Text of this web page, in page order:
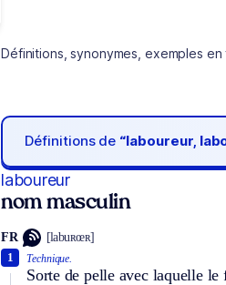
Définitions, synonymes, exemples en
Définitions de “laboureur,
laboureur
nom masculin
FR [labuʀœʀ]
Technique.
Sorte de pelle avec laquelle
1